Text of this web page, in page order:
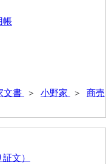
帳
文書 ＞ 小野家 ＞ 商売
文）